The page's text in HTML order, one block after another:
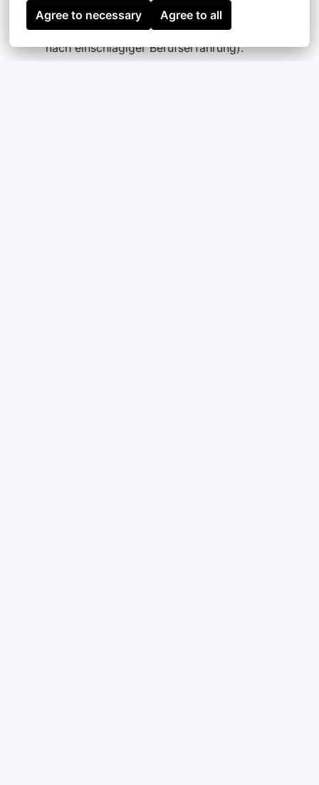
Agree to necessary Agree to all
Wochenstunden und mit einem Gehalt ab
3.406,85 Euro brutto/Monat (Überzahlung je
nach einschlägiger Berufserfahrung).